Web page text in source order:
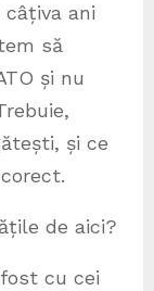
ani
să
și nu
și ce
de aici?
cu cei